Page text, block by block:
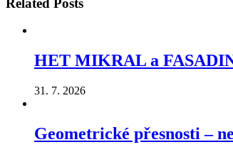
HET MIKRAL a
31. 7. 2026
Geometrické přesnosti –